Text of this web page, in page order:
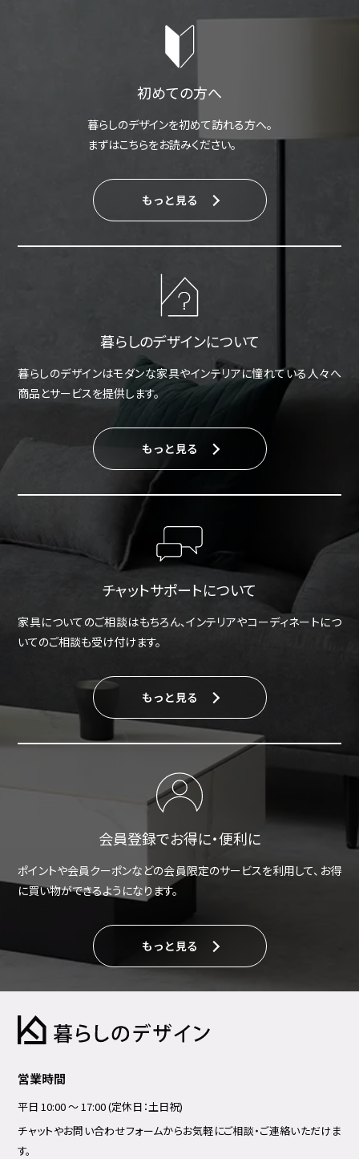
初めての方へ
暮らしのデザインを初めて訪れる方へ。
まずはこちらをお読みください。
もっと見る
暮らしのデザインについて
暮らしのデザインはモダンな家具やインテリアに憧れている人々へ
商品とサービスを提供します。
もっと見る
チャットサポートについて
家具についてのご相談はもちろん、インテリアやコーディネートにつ
いてのご相談も受け付けます。
もっと見る
会員登録でお得に・便利に
ポイントや会員クーポンなどの会員限定のサービスを利用して、お得
に買い物ができるようになります。
もっと見る
営業時間
平日 10:00 ～ 17:00 (定休日：土日祝)
チャットやお問い合わせフォームからお気軽にご相談・ご連絡いただけま
す。